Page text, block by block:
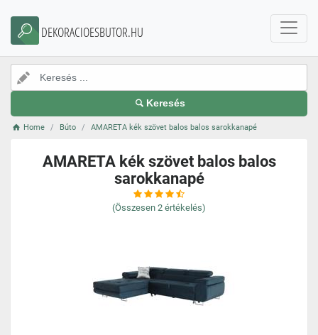
DEKORACIOESBUTOR.HU
Keresés
Home Búto AMARETA kék szövet balos balos sarokkanapé
AMARETA kék szövet balos balos
sarokkanapé
(Összesen 2 értékelés)